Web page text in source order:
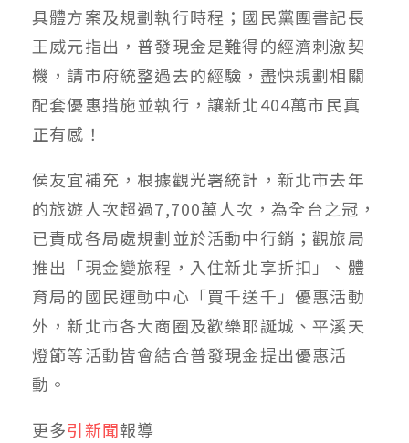
具體方案及規劃執行時程；國民黨團書記長
王威元指出，普發現金是難得的經濟刺激契
機，請市府統整過去的經驗，盡快規劃相關
配套優惠措施並執行，讓新北404萬市民真
正有感！
侯友宜補充，根據觀光署統計，新北市去年
的旅遊人次超過7,700萬人次，為全台之冠，
已責成各局處規劃並於活動中行銷；觀旅局
推出「現金變旅程，入住新北享折扣」、體
育局的國民運動中心「買千送千」優惠活動
外，新北市各大商圈及歡樂耶誕城、平溪天
燈節等活動皆會結合普發現金提出優惠活
動。
更多引新聞報導